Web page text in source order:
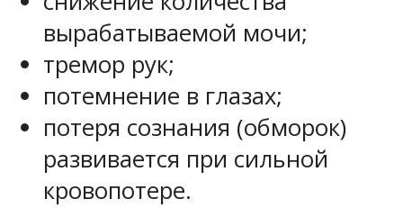
вырабатываемой мочи;
тремор рук;
потемнение в глазах;
потеря сознания (обморок)
развивается при сильной
кровопотере.